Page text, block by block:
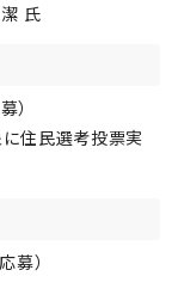
氏
）
住民選考投票実
募）